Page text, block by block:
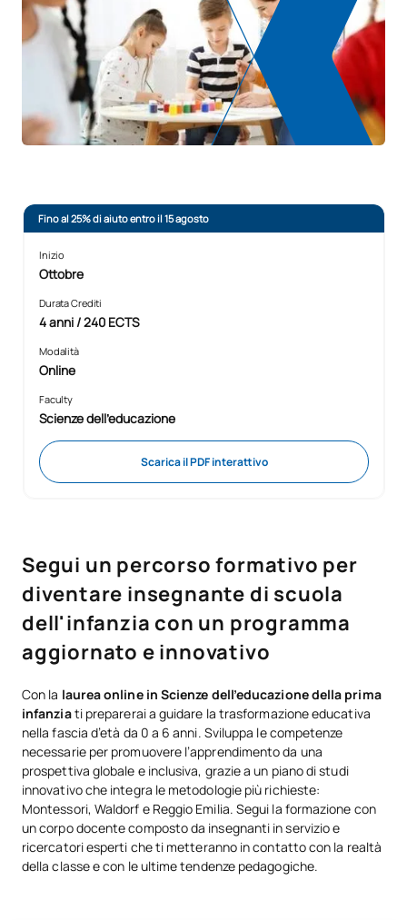
Fino al 25% di aiuto entro il 15 agosto
Inizio
Ottobre
Durata Crediti
4 anni / 240 ECTS
Modalità
Online
Faculty
Scienze dell'educazione
Scarica il PDF interattivo
Segui un percorso formativo per
diventare insegnante di scuola
dell'infanzia con un programma
aggiornato e innovativo
Con la laurea online in Scienze dell’educazione della prima
infanziati preparerai a guidare la trasformazione educativa
nella fascia d’età da 0 a 6 anni. Sviluppa le competenze
necessarie per promuovere l’apprendimento da una
prospettiva globale e inclusiva, grazie a un piano di studi
innovativo che integra le metodologie più richieste:
Montessori, Waldorf e Reggio Emilia. Segui la formazione con
un corpo docente composto da insegnanti in servizio e
ricercatori esperti che ti metteranno in contatto con la realtà
della classe e con le ultime tendenze pedagogiche.